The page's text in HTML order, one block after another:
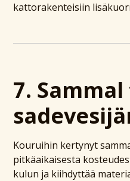
kattorakenteisiin
7.
Kouruihin kertynyt
pitkäaikaisesta
kulun ja kiihdyttää